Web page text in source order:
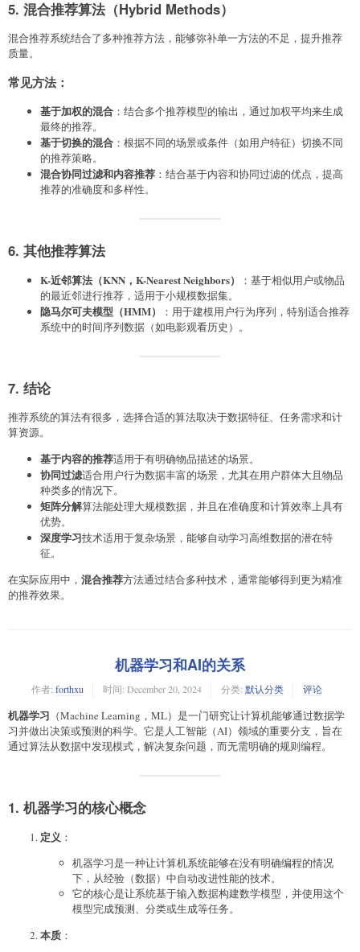
5. 混合推荐算法（Hybrid Methods）
混合推荐系统结合了多种推荐方法，能够弥补单一方法的不足，提升推荐
质量。
常见方法：
基于加权的混合 ：结合多个推荐模型的输出，通过加权平均来生成
最终的推荐。
基于切换的混合 ：根据不同的场景或条件（如用户特征）切换不同
的推荐策略。
混合协同过滤和内容推荐 ：结合基于内容和协同过滤的优点，提高
推荐的准确度和多样性。
6. 其他推荐算法
K-近邻算法（KNN，K-Nearest Neighbors）
：基于相似用户或物品
的最近邻进行推荐，适用于小规模数据集。
隐马尔可夫模型（HMM）
：用于建模用户行为序列，特别适合推荐
系统中的时间序列数据（如电影观看历史）。
7. 结论
推荐系统的算法有很多，选择合适的算法取决于数据特征、任务需求和计
算资源。
基于内容的推荐适用于有明确物品描述的场景。
协同过滤适合用户行为数据丰富的场景，尤其在用户群体大且物品
种类多的情况下。
矩阵分解算法能处理大规模数据，并且在准确度和计算效率上具有
优势。
深度学习技术适用于复杂场景，能够自动学习高维数据的潜在特
征。
在实际应用中， 混合推荐方法通过结合多种技术，通常能够得到更为精准
的推荐效果。
机器学习和AI的关系
作者: forthxu 时间: December 20, 2024 分类: 默认分类 评论
机器学习 （Machine Learning，ML）是一门研究让计算机能够通过数据学
习并做出决策或预测的科学。它是人工智能（AI）领域的重要分支，旨在
通过算法从数据中发现模式，解决复杂问题，而无需明确的规则编程。
1. 机器学习的核心概念
定义 ：
机器学习是一种让计算机系统能够在没有明确编程的情况
下，从经验（数据）中自动改进性能的技术。
它的核心是让系统基于输入数据构建数学模型，并使用这个
模型完成预测、分类或生成等任务。
本质 ：